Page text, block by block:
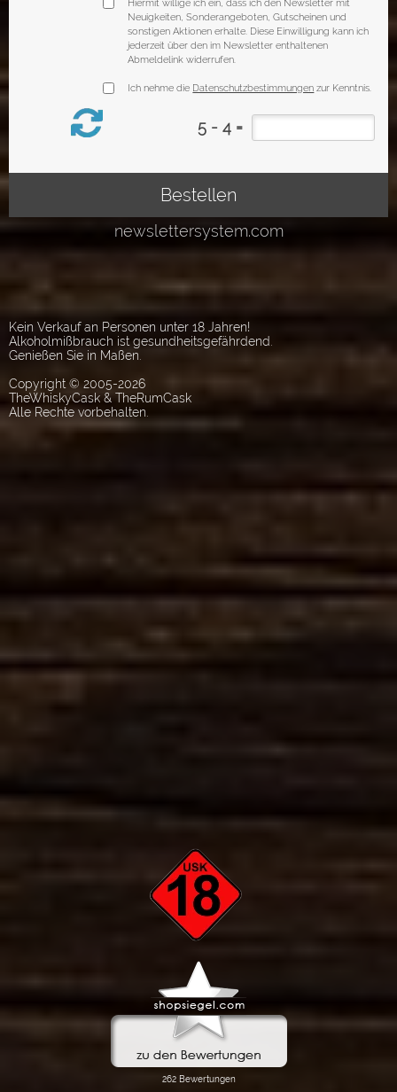
Kein Verkauf an Personen unter 18 Jahren!
Alkoholmißbrauch ist gesundheitsgefährdend.
Genießen Sie in Maßen.
Copyright © 2005-2026
TheWhiskyCask & TheRumCask
Alle Rechte vorbehalten.